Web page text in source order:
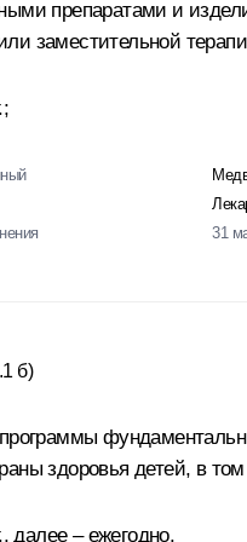
препаратами и
заместительной
31
б)
здоровья детей, в
далее – ежегодно.